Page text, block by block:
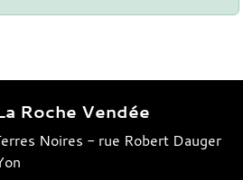
Roche Vendée
Noires - rue Robert Dauger